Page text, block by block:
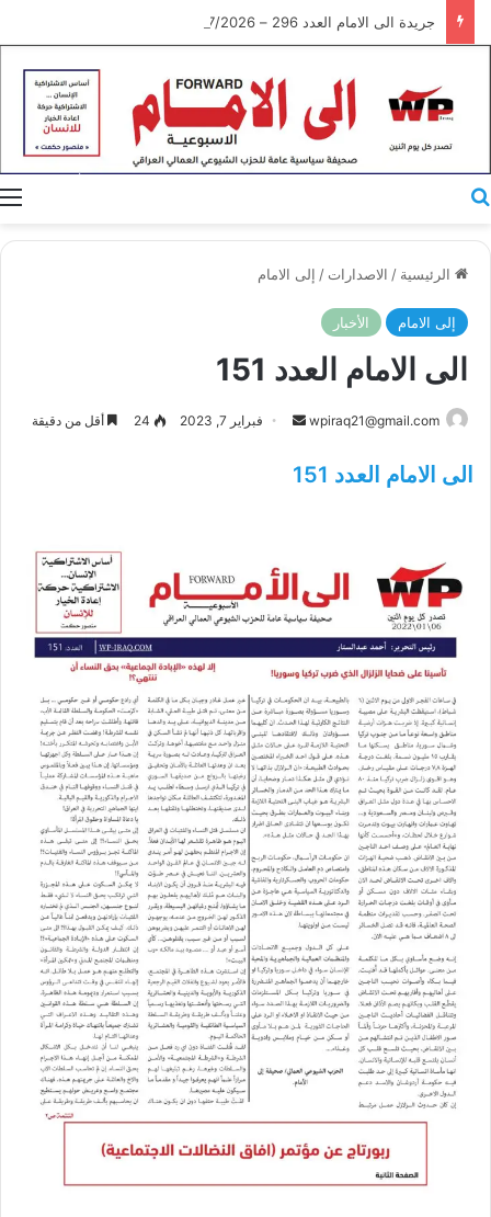
جريدة الى الامام العدد 296 – 28/07/2026
الرئيسية / الاصدارات / إلى الامام
إلى الامام الأخبار
الى الامام العدد 151
wpiraq21@gmail.com
أرسل فبراير 7, 2023 24 أقل من دقيقة
الى الامام العدد 151